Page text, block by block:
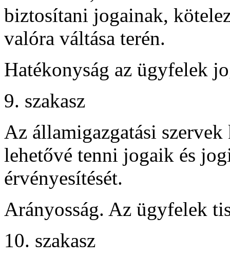
biztosítani jogainak,
valóra váltása terén.
Hatékonyság az ügyfelek
9. szakasz
Az államigazgatási
lehetővé tenni jogaik és
érvényesítését.
Arányosság. Az ügyfelek
10. szakasz